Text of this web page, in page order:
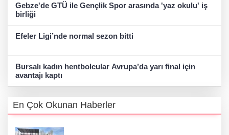
Gebze'de GTÜ ile Gençlik Spor arasında 'yaz okulu' iş
birliği
Efeler Ligi’nde normal sezon bitti
Bursalı kadın hentbolcular Avrupa’da yarı final için
avantajı kaptı
En Çok Okunan Haberler